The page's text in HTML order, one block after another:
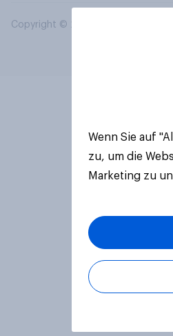
Copyright © 2026 YouGov PLC.
Wenn Sie auf
zu, um die
Marketing zu